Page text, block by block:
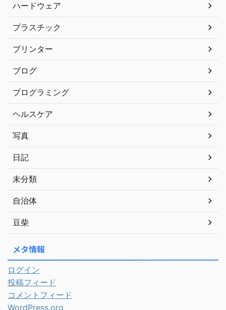
ハードウェア
プラスチック
プリンター
ブログ
プログラミング
ヘルスケア
写真
日記
未分類
自治体
豆柴
メタ情報
ログイン
投稿フィード
コメントフィード
WordPress.org